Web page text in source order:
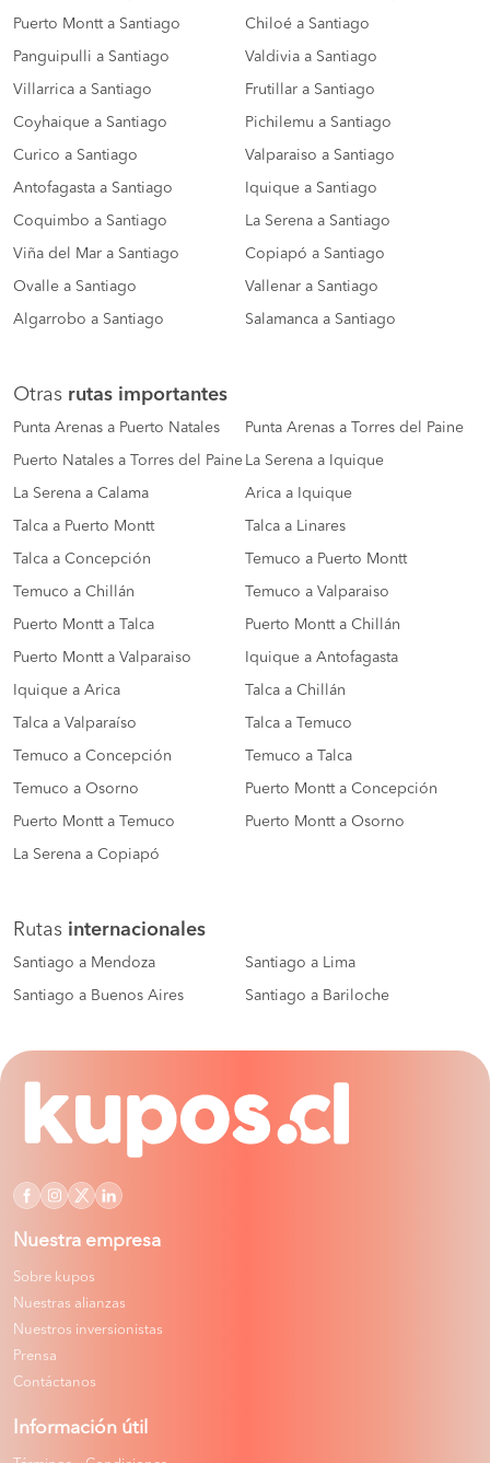
Puerto Montt a Santiago Chiloé a Santiago
Panguipulli a Santiago Valdivia a Santiago
Villarrica a Santiago Frutillar a Santiago
Coyhaique a Santiago Pichilemu a Santiago
Curico a Santiago Valparaiso a Santiago
Antofagasta a Santiago Iquique a Santiago
Coquimbo a Santiago La Serena a Santiago
Viña del Mar a Santiago Copiapó a Santiago
Ovalle a Santiago Vallenar a Santiago
Algarrobo a Santiago Salamanca a Santiago
Otras rutas importantes
Punta Arenas a Puerto Natales Punta Arenas a Torres del Paine
Puerto Natales a Torres del Paine La Serena a Iquique
La Serena a Calama Arica a Iquique
Talca a Puerto Montt Talca a Linares
Talca a Concepción Temuco a Puerto Montt
Temuco a Chillán Temuco a Valparaiso
Puerto Montt a Talca Puerto Montt a Chillán
Puerto Montt a Valparaiso Iquique a Antofagasta
Iquique a Arica Talca a Chillán
Talca a Valparaíso Talca a Temuco
Temuco a Concepción Temuco a Talca
Temuco a Osorno Puerto Montt a Concepción
Puerto Montt a Temuco Puerto Montt a Osorno
La Serena a Copiapó
Rutas internacionales
Santiago a Mendoza Santiago a Lima
Santiago a Buenos Aires Santiago a Bariloche
Nuestra empresa
Sobre kupos
Nuestras alianzas
Nuestros inversionistas
Prensa
Contáctanos
Información útil